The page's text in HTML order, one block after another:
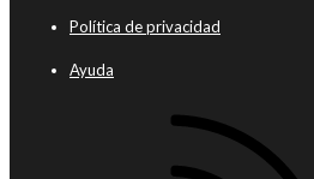
Política de privacidad
Ayuda